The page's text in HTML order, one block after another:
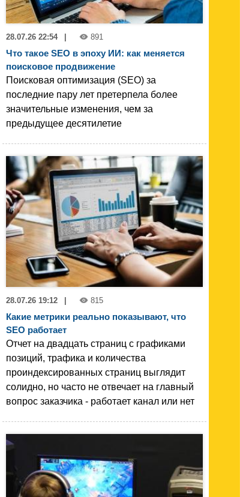
28.07.26 22:54 | 891
Что такое SEO в эпоху ИИ: как меняется
поисковое продвижение
Поисковая оптимизация (SEO) за
последние пару лет претерпела более
значительные изменения, чем за
предыдущее десятилетие
28.07.26 19:12 815
Какие метрики реально показывают, что
SEO работает
Отчет на двадцать страниц с графиками
позиций, трафика и количества
проиндексированных страниц выглядит
солидно, но часто не отвечает на главный
вопрос заказчика - работает канал или нет